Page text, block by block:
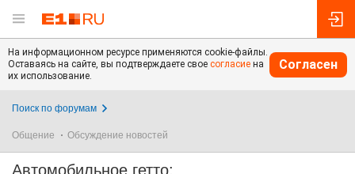
На информационном ресурсе применяются cookie-файлы.
Оставаясь на сайте, вы подтверждаете свое согласие на
их использование.
Согласен
Поиск по форумам
Общение Обсуждение новостей
Автомобильное гетто: